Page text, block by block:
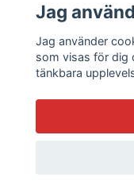
©
Jag
Jag använder
som visas för dig
tänkbara